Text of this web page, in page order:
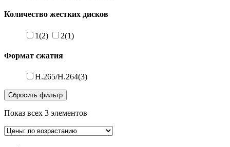
Количество жестких дисков
1(2) 2(1)
Формат сжатия
H.265/H.264(3)
Сбросить фильтр
Показ всех 3 элементов